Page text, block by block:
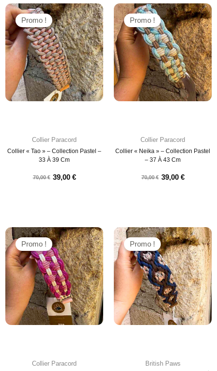
Collier Paracord
Collier « Tao » – Collection Pastel –
33 À 39 Cm
70,00€ 39,00 €
Promo !
Collier Paracord
Collier « Neika » – Collection Pastel
– 37 À 43 Cm
70,00€ 39,00 €
Promo !
Collier Paracord
Promo !
British Paws
Promo !